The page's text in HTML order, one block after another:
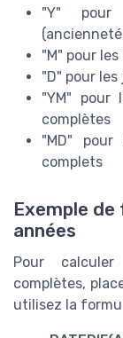
"Y" pour
"M" pour les
"D" pour les
"YM" pour
complètes
"MD"
complets
Exemple de
années
Pour calculer
complètes,
utilisez la